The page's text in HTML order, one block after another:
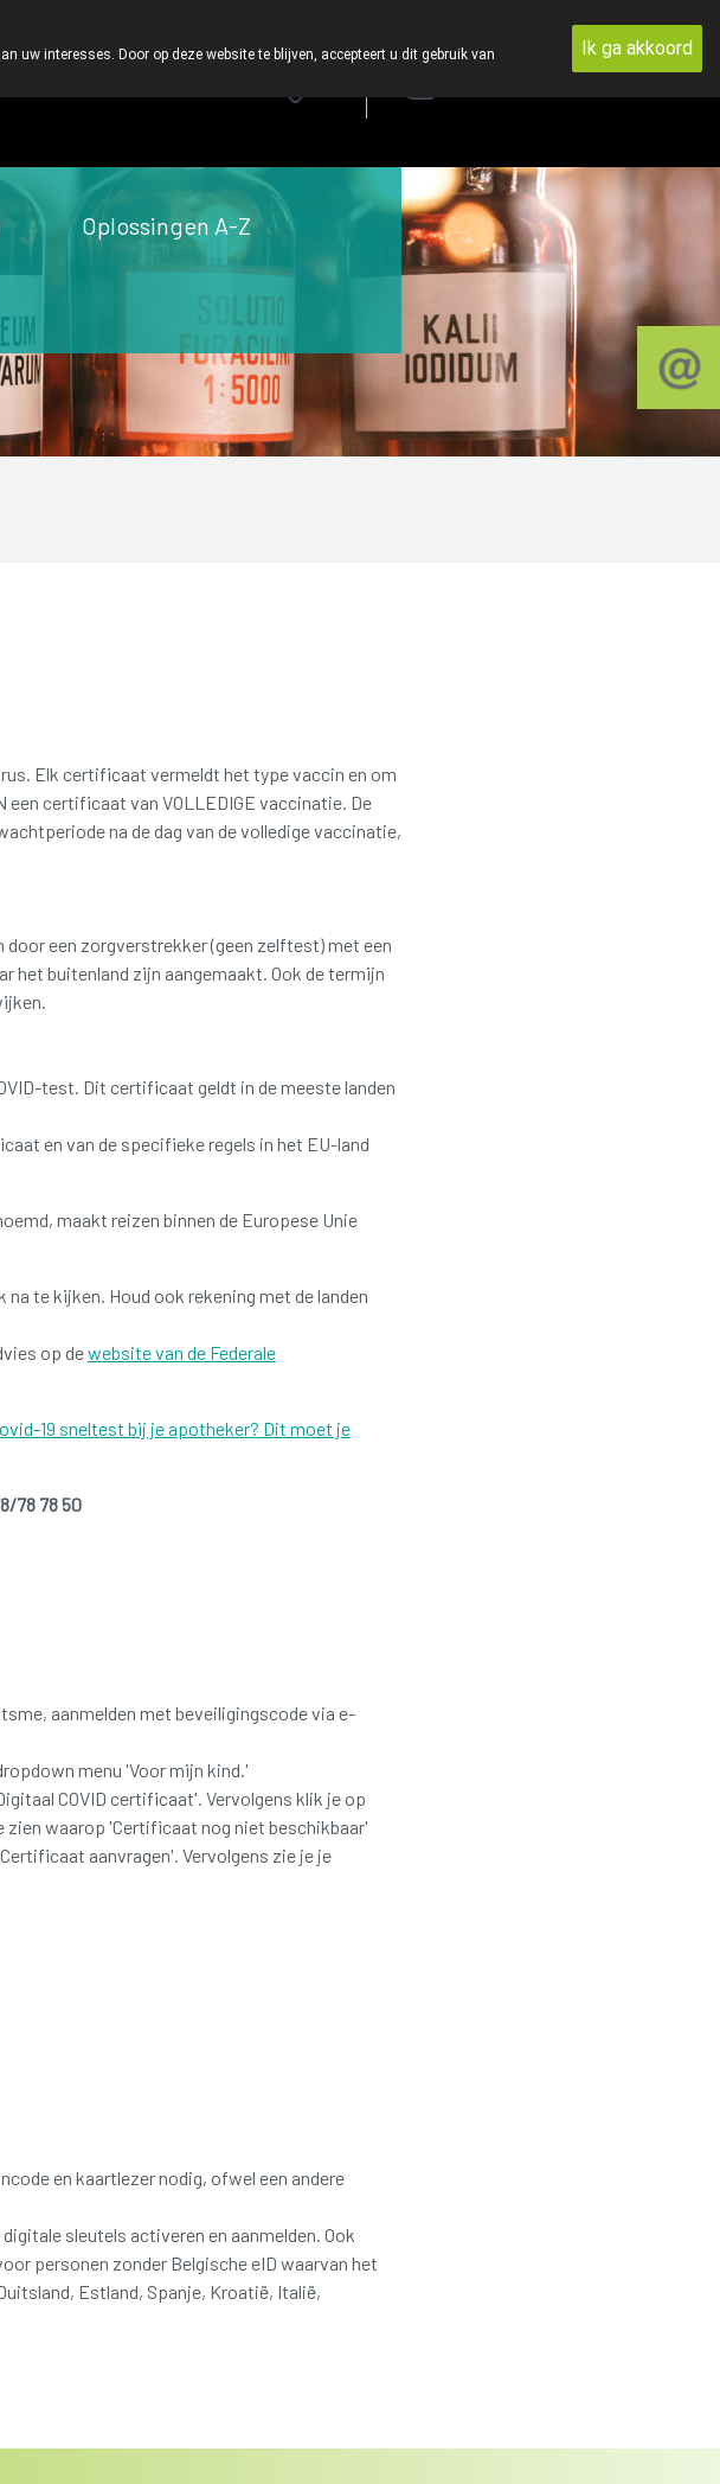
Oplossingen A-Z
Elk certificaat vermeldt het type vaccin en om
certificaat van VOLLEDIGE vaccinatie. De
na de dag van de volledige vaccinatie,
een zorgverstrekker (geen zelftest) met een
buitenland zijn aangemaakt. Ook de termijn
test. Dit certificaat geldt in de meeste landen
en van de specifieke regels in het EU-land
maakt reizen binnen de Europese Unie
te kijken. Houd ook rekening met de landen
op dewebsite van de Federale
19 sneltest bij je apotheker? Dit moet je
78 78 50
aanmelden met beveiligingscode via e-
menu 'Voor mijn kind.'
COVID certificaat'. Vervolgens klik je op
zien waarop 'Certificaat nog niet beschikbaar'
aanvragen'. Vervolgens zie je je
en kaartlezer nodig, ofwel een andere
sleutels activeren en aanmelden. Ook
personen zonder Belgische eID waarvan het
Estland, Spanje, Kroatië, Italië,
uw interesses. Door op deze website te blijven, accepteert u dit gebruik van
Ik ga akkoord